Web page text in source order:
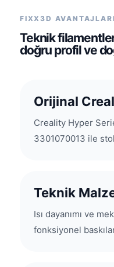
FIXX3D AVANTAJLARI
Teknik
doğru profil ve
Orijinal
Creality Hyper
3301070013 ile
Teknik
Isı dayanımı ve
fonksiyonel